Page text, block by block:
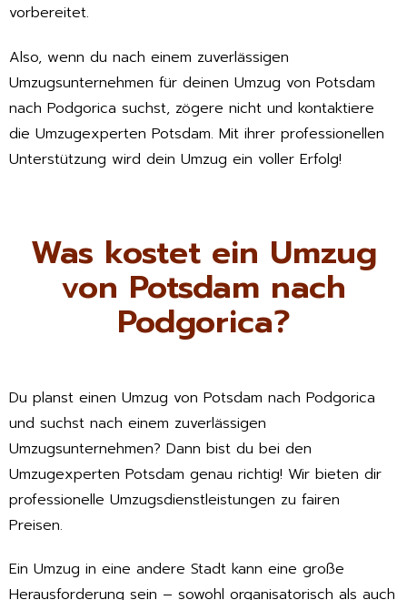
vorbereitet.
Also, wenn du nach einem zuverlässigen
Umzugsunternehmen für deinen Umzug von Potsdam
nach Podgorica suchst, zögere nicht und kontaktiere
die Umzugexperten Potsdam. Mit ihrer professionellen
Unterstützung wird dein Umzug ein voller Erfolg!
Was kostet ein Umzug
von Potsdam nach
Podgorica?
Du planst einen Umzug von Potsdam nach Podgorica
und suchst nach einem zuverlässigen
Umzugsunternehmen? Dann bist du bei den
Umzugexperten Potsdam genau richtig! Wir bieten dir
professionelle Umzugsdienstleistungen zu fairen
Preisen.
Ein Umzug in eine andere Stadt kann eine große
Herausforderung sein – sowohl organisatorisch als auch